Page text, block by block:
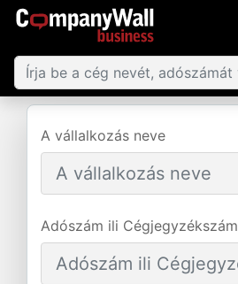
A vállalkozás neve
Adószám ili Cégjegyzékszám